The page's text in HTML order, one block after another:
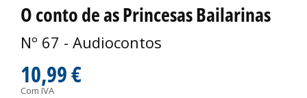
O conto de as Princesas Bailarinas
Nº 67 - Audiocontos
10,99 €
Com IVA